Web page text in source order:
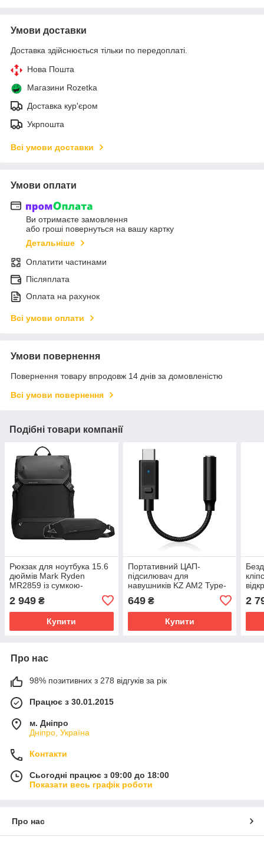
Умови доставки
Доставка здійснюється тільки по передоплаті.
Нова Пошта
Магазини Rozetka
Доставка кур'єром
Укрпошта
Всі умови доставки
Умови оплати
Ви отримаєте замовлення
або гроші повернуться на вашу картку
Детальніше
Оплатити частинами
Післяплата
Оплата на рахунок
Всі умови оплати
Умови повернення
Повернення товару впродовж 14 днів за домовленістю
Всі умови повернення
Подібні товари компанії
Рюкзак для ноутбука 15.6
дюймів Mark Ryden
MR2859 із сумкою-
бананкою 2 в 1 (Чорний)
2 949 ₴
Купити
Портативний ЦАП-
підсилювач для
навушників KZ AM2 Type-
C з еквалайзером та Hi-Fi
звуком (Чорний)
649₴
Купити
2
Про нас
98% позитивних з 278 відгуків за рік
Працює з 30.01.2015
м. Дніпро
Дніпро, Україна
Контакти
Сьогодні працює з 09:00 до 18:00
Показати весь графік роботи
Про нас